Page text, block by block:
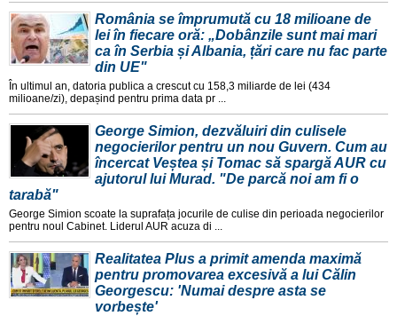
România se împrumută cu 18 milioane de
lei în fiecare oră: „Dobânzile sunt mai mari
ca în Serbia și Albania, țări care nu fac parte
din UE"
În ultimul an, datoria publica a crescut cu 158,3 miliarde de lei (434
milioane/zi), depașind pentru prima data pr ...
George Simion, dezvăluiri din culisele
negocierilor pentru un nou Guvern. Cum au
încercat Veștea și Tomac să spargă AUR cu
ajutorul lui Murad. "De parcă noi am fi o
tarabă"
George Simion scoate la suprafața jocurile de culise din perioada negocierilor
pentru noul Cabinet. Liderul AUR acuza di ...
Realitatea Plus a primit amenda maximă
pentru promovarea excesivă a lui Călin
Georgescu: 'Numai despre asta se
vorbește'